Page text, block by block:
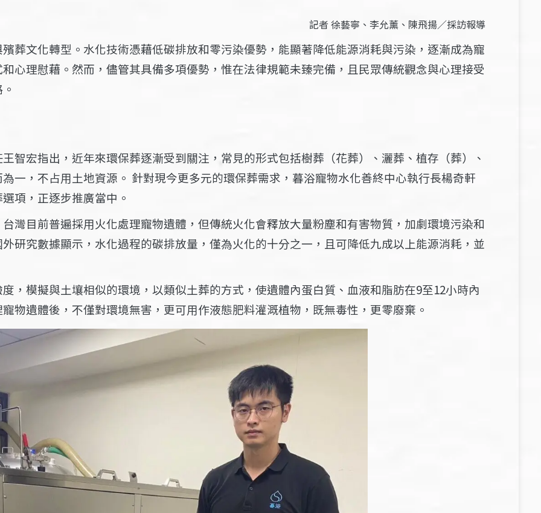
記者 徐藝寧、李允薰、陳飛揚／採訪報導
葬文化轉型。水化技術憑藉低碳排放和零污染優勢，能顯著降低能源消耗與污染，逐漸成為寵
心理慰藉。然而，儘管其具備多項優勢，惟在法律規範未臻完備，且民眾傳統觀念與心理接受
智宏指出，近年來環保葬逐漸受到關注，常見的形式包括樹葬（花葬）、灑葬、植存（葬）、
一，不占用土地資源。 針對現今更多元的環保葬需求，暮浴寵物水化善終中心執行長楊奇軒
項，正逐步推廣當中。
灣目前普遍採用火化處理寵物遺體，但傳統火化會釋放大量粉塵和有害物質，加劇環境污染和
研究數據顯示，水化過程的碳排放量，僅為火化的十分之一，且可降低九成以上能源消耗，並
，模擬與土壤相似的環境，以類似土葬的方式，使遺體內蛋白質、血液和脂肪在9至12小時內
物遺體後，不僅對環境無害，更可用作液態肥料灌溉植物，既無毒性，更零廢棄。